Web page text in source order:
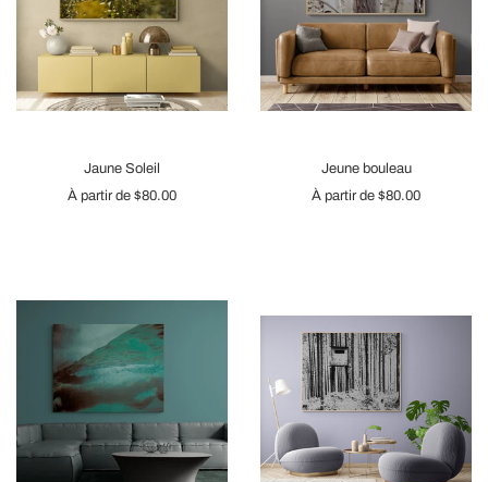
Jaune Soleil
À partir de $80.00
Jeune bouleau
À partir de $80.00